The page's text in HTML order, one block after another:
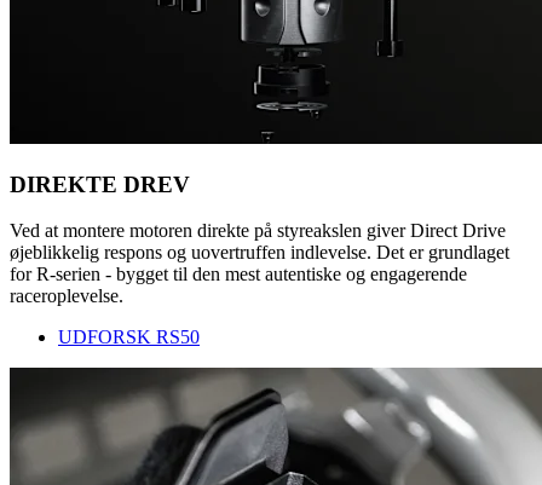
DIREKTE DREV
Ved at montere motoren direkte på styreakslen giver Direct Drive
øjeblikkelig respons og uovertruffen indlevelse. Det er grundlaget
for R-serien - bygget til den mest autentiske og engagerende
raceroplevelse.
UDFORSK RS50